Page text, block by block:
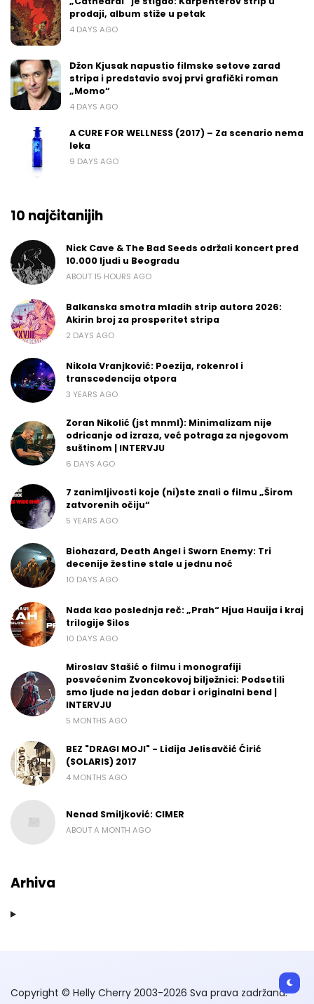
prodaji, album stiže u petak
4 DAYS AGO
Džon Kjusak napustio filmske setove zarad
stripa i predstavio svoj prvi grafički roman
„Momo“
4 DAYS AGO
A CURE FOR WELLNESS (2017) – Za scenario nema
leka
9 DAYS AGO
10 najčitanijih
Nick Cave & The Bad Seeds održali koncert pred
10.000 ljudi u Beogradu
ABOUT 15 HOURS AGO
Balkanska smotra mladih strip autora 2026:
Akirin broj za prosperitet stripa
2 DAYS AGO
Nikola Vranjković: Poezija, rokenrol i
transcedencija otpora
3 YEARS AGO
Zoran Nikolić (jst mnml): Minimalizam nije
odricanje od izraza, već potraga za njegovom
suštinom | INTERVJU
6 DAYS AGO
7 zanimljivosti koje (ni)ste znali o filmu „Širom
zatvorenih očiju“
5 YEARS AGO
Biohazard, Death Angel i Sworn Enemy: Tri
decenije žestine stale u jednu noć
10 DAYS AGO
Nada kao poslednja reč: „Prah“ Hjua Hauija i kraj
trilogije Silos
10 DAYS AGO
Miroslav Stašić o filmu i monografiji
posvećenim Zvoncekovoj bilježnici: Podsetili
smo ljude na jedan dobar i originalni bend |
INTERVJU
5 MONTHS AGO
BEZ "DRAGI MOJI" - Lidija Jelisavčić Ćirić
(SOLARIS) 2017
4 MONTHS AGO
Nenad Smiljković: CIMER
ABOUT A MONTH AGO
Arhiva
Copyright © Helly Cherry 2003-2026 Sva prava zadržana.